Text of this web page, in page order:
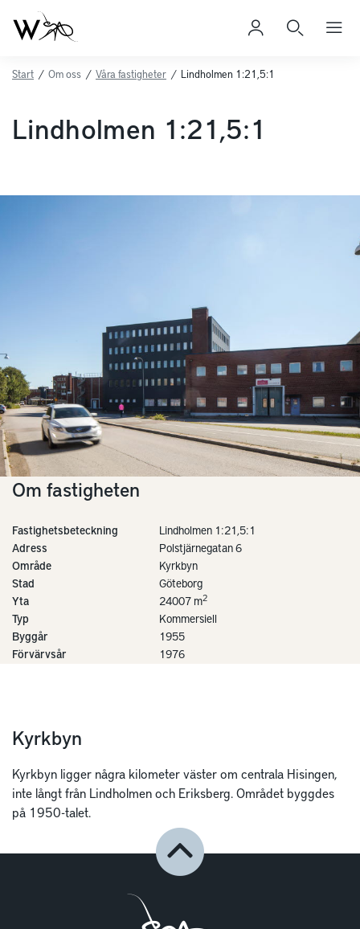
Start / Om oss / Våra fastigheter / Lindholmen 1:21,5:1
Lindholmen 1:21,5:1
Om fastigheten
Fastighetsbeteckning
Lindholmen 1:21,5:1
Adress
Polstjärnegatan 6
Område
Kyrkbyn
Stad
Göteborg
Yta
24007 m2
Typ
Kommersiell
Byggår
1955
Förvärvsår
1976
Kyrkbyn
Kyrkbyn ligger några kilometer väster om centrala Hisingen,
inte långt från Lindholmen och Eriksberg. Området byggdes
på 1950-talet.